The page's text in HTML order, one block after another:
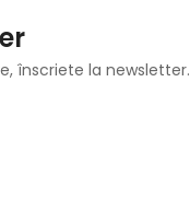
înscriete la newsletter.